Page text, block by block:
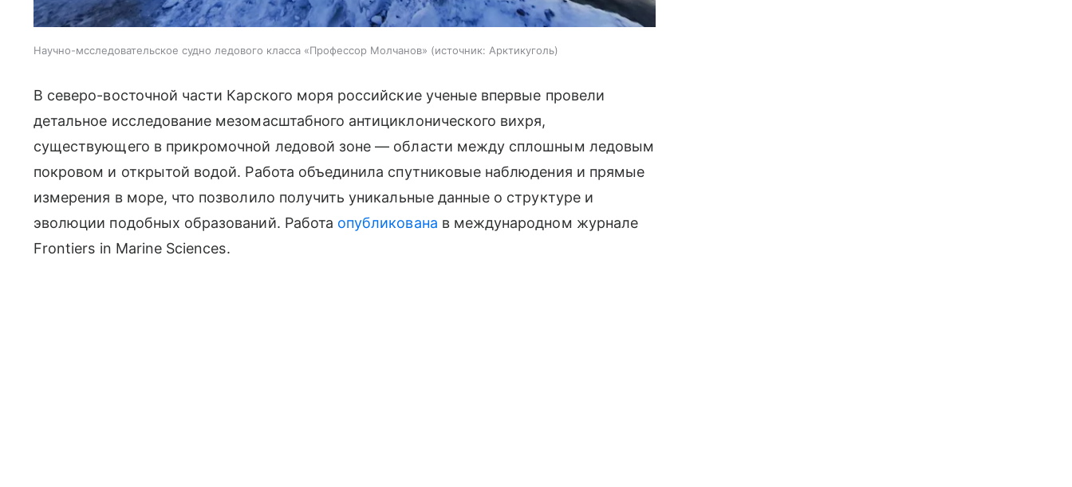
Научно-мсследовательское судно ледового класса «Профессор Молчанов» источник: Арктикуголь
В северо-восточной части Карского моря российские ученые впервые провели
детальное исследование мезомасштабного антициклонического вихря,
существующего в прикромочной ледовой зоне — области между сплошным ледовым
покровом и открытой водой. Работа объединила спутниковые наблюдения и прямые
измерения в море, что позволило получить уникальные данные о структуре и
эволюции подобных образований. Работа опубликована в международном журнале
Frontiers in Marine Sciences.